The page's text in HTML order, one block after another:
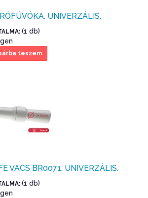
UNIVERZÁLIS.
(1 db)
teszem
VACS BR0071, UNIVERZÁLIS.
(1 db)